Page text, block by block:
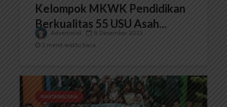
Kelompok MKWK Pendidikan
Berkualitas 55 USU Asah...
Advertorial
8 Desember 2025
2 menit waktu baca
WARTAWACANA